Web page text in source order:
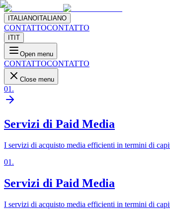
ITALIANO ITALIANO
CONTATTOCONTATTO
IT IT
Open menu
CONTATTOCONTATTO
Close menu
01 .
Servizi di Paid Media
I servizi di acquisto media efficienti in termini di
01 .
Servizi di Paid Media
I servizi di acquisto media efficienti in termini di